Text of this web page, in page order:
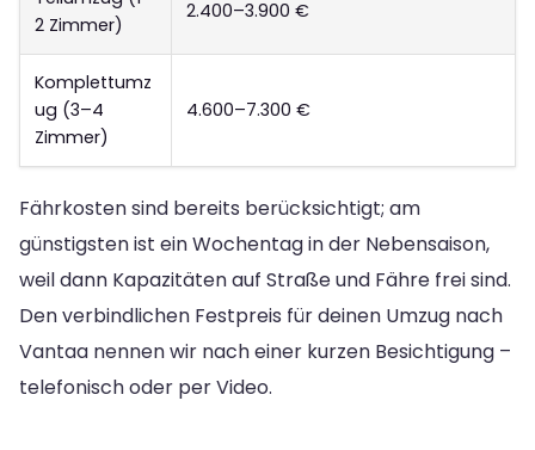
2 Zimmer)
2.400–3.900 €
Komplettumz
ug (3–4
Zimmer)
4.600–7.300 €
Fährkosten sind bereits berücksichtigt; am
günstigsten ist ein Wochentag in der Nebensaison,
weil dann Kapazitäten auf Straße und Fähre frei sind.
Den verbindlichen Festpreis für deinen Umzug nach
Vantaa nennen wir nach einer kurzen Besichtigung –
telefonisch oder per Video.